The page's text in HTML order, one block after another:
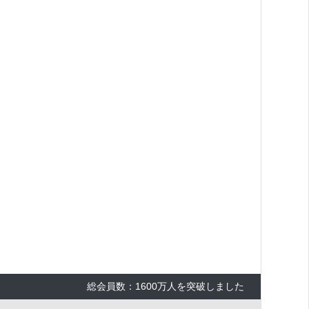
総会員数：1600万人を突破しました